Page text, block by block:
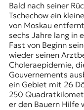
Bald nach seiner
Tschechow ein
von Moskau
sechs Jahre lang in
Fast von Beginn
wieder seinen
Choleraepidemie,
Gouvernements
ein Gebiet mit 26
250
er den Bauern Hilfe